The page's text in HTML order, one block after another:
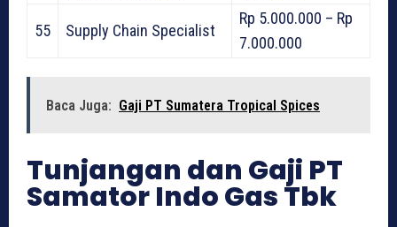
55 Supply Chain Specialist
Rp 5.000.000 – Rp
7.000.000
Baca Juga: Gaji PT Sumatera Tropical Spices
Tunjangan dan Gaji PT
Samator Indo Gas Tbk